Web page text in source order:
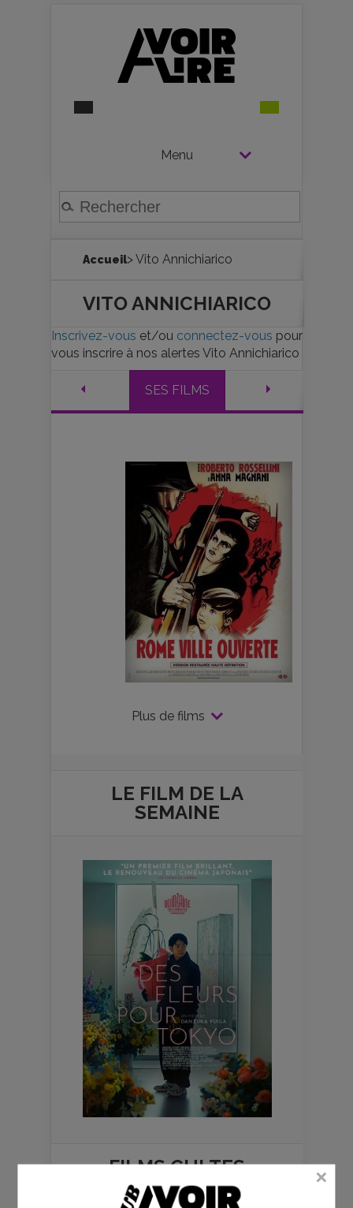
Menu
Accueil> Vito Annichiarico
VITO ANNICHIARICO
Inscrivez-vous et/ou connectez-vous pour
vous inscrire à nos alertes Vito Annichiarico
SES FILMS
Plus de films
LE FILM DE LA
SEMAINE
FILMSCULTES